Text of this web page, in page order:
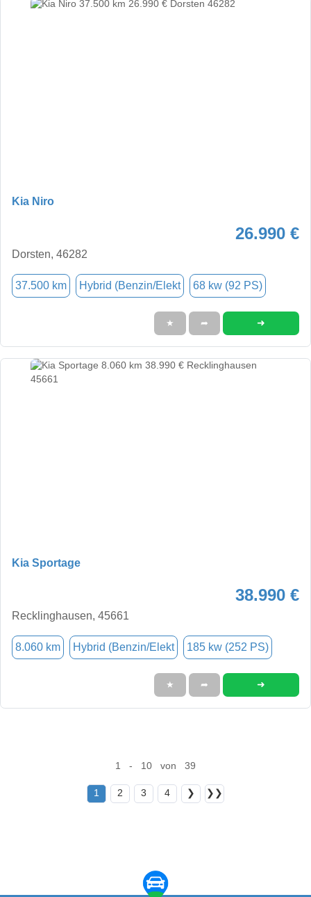
Kia Niro
26.990 €
Dorsten, 46282
37.500 km Hybrid (Benzin/Elekt 68 kw (92 PS)
★ ➦ ➜
Kia Sportage
38.990 €
Recklinghausen, 45661
8.060 km Hybrid (Benzin/Elekt 185 kw (252 PS)
★ ➦ ➜
1 - 10 von 39
1 2 3 4 ❯ ❯❯